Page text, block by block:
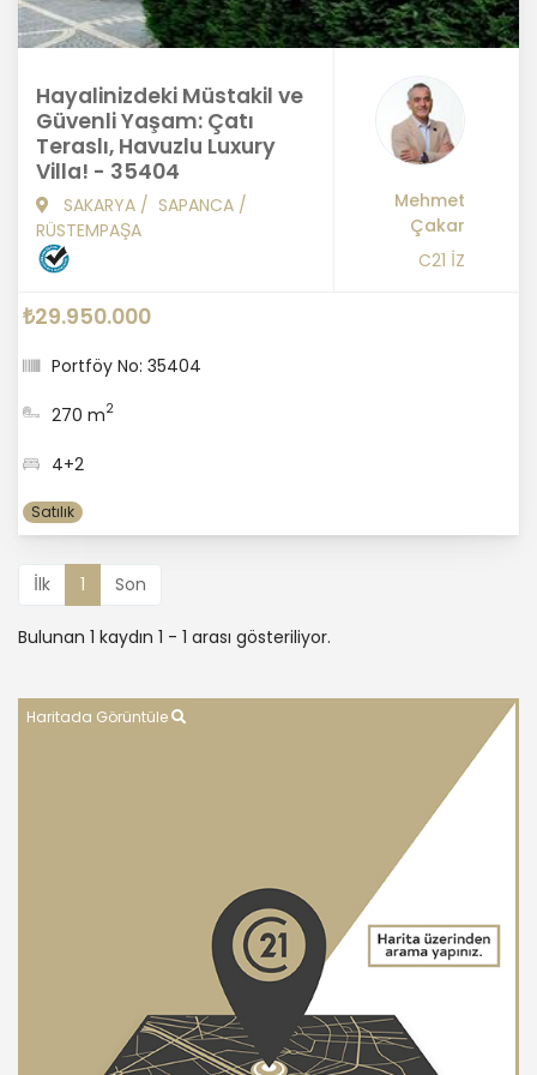
Hayalinizdeki Müstakil ve
Güvenli Yaşam: Çatı
Teraslı, Havuzlu Luxury
Villa! - 35404
SAKARYA / SAPANCA /
RÜSTEMPAŞA
Mehmet
Çakar
C21 İZ
₺29.950.000
Portföy No: 35404
270 m2
4+2
Satılık
İlk 1 Son
Bulunan 1 kaydın 1 - 1 arası gösteriliyor.
Haritada Görüntüle